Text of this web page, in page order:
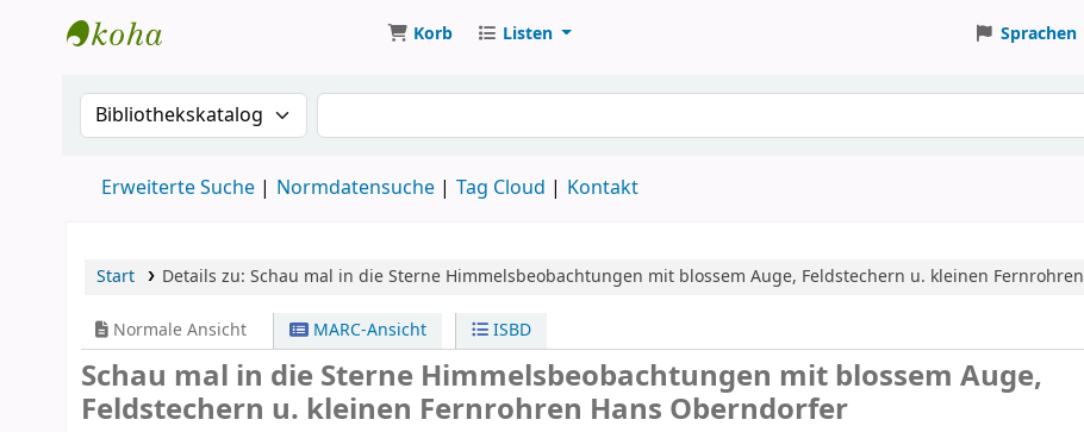
Korb Listen Sprachen
Suche im Katalog nach:Suche im Katalog
Erweiterte Suche Normdatensuche Tag Cloud Kontakt
Start Details zu: Schau mal in die Sterne Himmelsbeobachtungen mit blossem Auge, Feldstechern u. kleinen Fernrohren
Normale Ansicht MARC-Ansicht ISBD
Schau mal in die Sterne Himmelsbeobachtungen mit blossem Auge,
Feldstechern u. kleinen Fernrohren Hans Oberndorfer